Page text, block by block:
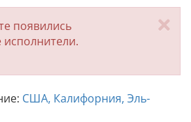
появились
США, Калифорния, Эль-